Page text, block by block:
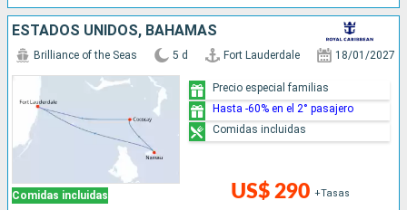
ESTADOS UNIDOS, BAHAMAS
Comidas incluidas
Brilliance of the Seas 5 d Fort Lauderdale 18/01/2027
US$ 290 +Tasas
Precio especial familias
Hasta -60% en el 2° pasajero
Comidas incluidas